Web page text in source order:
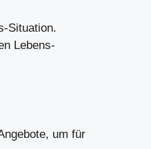
Situation.
Lebens-
um für